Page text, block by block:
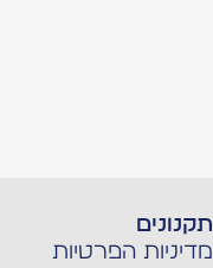
תקנונים
מדיניות הפרטיות